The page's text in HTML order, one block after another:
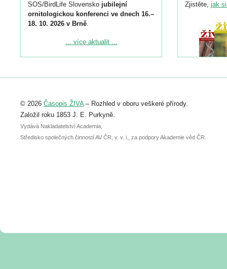
SOS/BirdLife Slovensko jubilejní
ornitologickou konferenci ve dnech 16.–
18. 10. 2026 v Brně.
Podrobnější informace ke konferenci
Registrovat se můžete do 6. září.
abstraktu přihlášené přednášky nebo
posteru je už 30. června.
... více aktualit ...
Zjistěte, jak
© 2026 Časopis ŽIVA– Rozhled v oboru veškeré přírody.
Založil roku 1853 J. E. Purkyně.
Vydává Nakladatelství Academia,
Středisko společných činností AV ČR, v. v. i., za podpory Akademie věd ČR.